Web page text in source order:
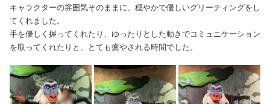
キャラクターの雰囲気そのままに、穏やかで優しいグリーティングをし
てくれました。
手を優しく握ってくれたり、ゆったりとした動きでコミュニケーション
を取ってくれたりと、とても癒やされる時間でした。